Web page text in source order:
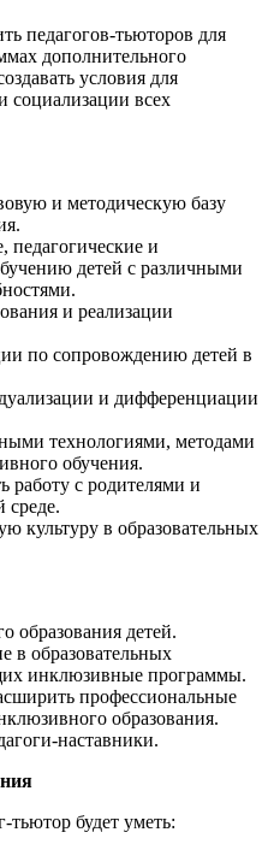
педагогов-тьюторов для
дополнительного
условия для
социализации всех
и методическую базу
педагогические и
детей с различными
и реализации
по сопровождению детей в
и дифференциации
технологиями, методами
обучения.
работу с родителями и
среде.
культуру в образовательных
образования детей.
в образовательных
инклюзивные программы.
профессиональные
образования.
наставники.
тьютор будет уметь: